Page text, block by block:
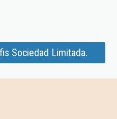
Sociedad Limitada.